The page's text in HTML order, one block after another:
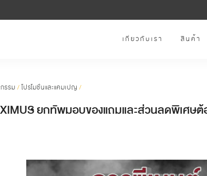
เกี่ยวกับเรา สินค้า
รรม /โปรโมชั่นและแคมเปญ /
ยกทัพมอบของแถมและส่วนลดพิเศษ